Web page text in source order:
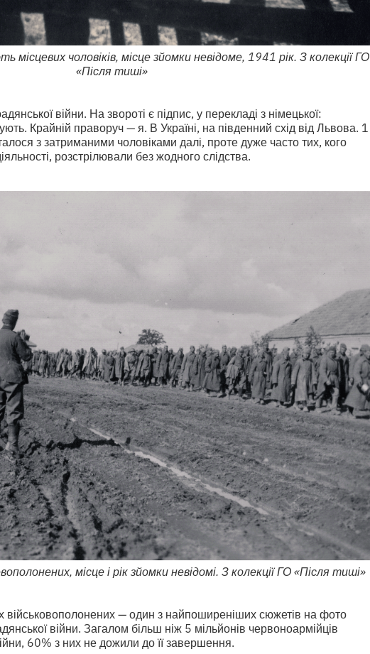
місцевих чоловіків, місце зйомки невідоме, 1941 рік. З колекції ГО
«Після тиші»
війни. На звороті є підпис, у перекладі з німецької:
Крайній праворуч — я. В Україні, на південний схід від Львова. 1
з затриманими чоловіками далі, проте дуже часто тих, кого
розстрілювали без жодного слідства.
місце і рік зйомки невідомі. З колекції ГО «Після тиші»
військовополонених — один з найпоширеніших сюжетів на фото
війни. Загалом більш ніж 5 мільйонів червоноармійців
60% з них не дожили до її завершення.